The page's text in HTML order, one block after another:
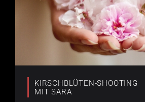
KIRSCHBLÜTEN-SHOOTING
MIT SARA